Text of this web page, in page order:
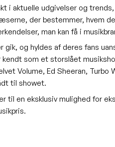
i aktuelle udgivelser og
der bestemmer, hvem
man kan få i
og hyldes af deres fans
som et storslået
Volume, Ed Sheeran, Turbo
til showet.
til en eksklusiv mulighed for